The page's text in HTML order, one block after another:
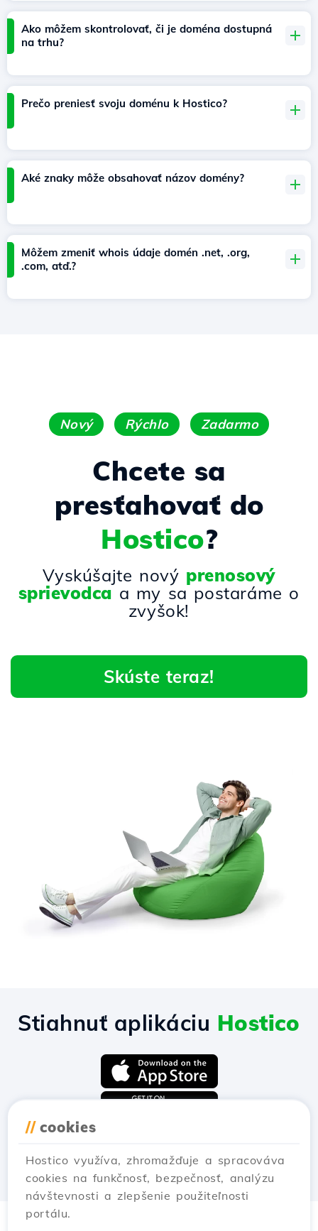
Ako môžem skontrolovať, či je doména dostupná
na trhu?
Prečo preniesť svoju doménu k Hostico?
Aké znaky môže obsahovať názov domény?
Môžem zmeniť whois údaje domén .net, .org,
.com, atď.?
Nový Rýchlo Zadarmo
Chcete sa
presťahovať do
Hostico?
Vyskúšajte nový prenosový
sprievodca a my sa postaráme o
zvyšok!
Skúste teraz!
// cookies
Hostico využíva, zhromažďuje a spracováva
cookies na funkčnosť, bezpečnosť, analýzu
návštevnosti a zlepšenie použiteľnosti
portálu.
Stiahnuť aplikáciu Hostico